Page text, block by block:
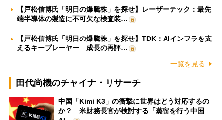
【戸松信博氏「明日の爆騰株」を探せ】レーザーテック：最先
端半導体の製造に不可欠な検査装…
【戸松信博氏「明日の爆騰株」を探せ】TDK：AIインフラを支
えるキープレーヤー 成長の再評…
一覧を見る
田代尚機のチャイナ・リサーチ
中国「Kimi K3」の衝撃に世界はどう対応するの
か？ 米財務長官が検討する「蒸留を行う中国